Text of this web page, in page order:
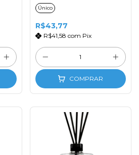
com Tampa e Varetas
de Fibra
Único
R$43,77
R$41,58 com Pix
COMPRAR